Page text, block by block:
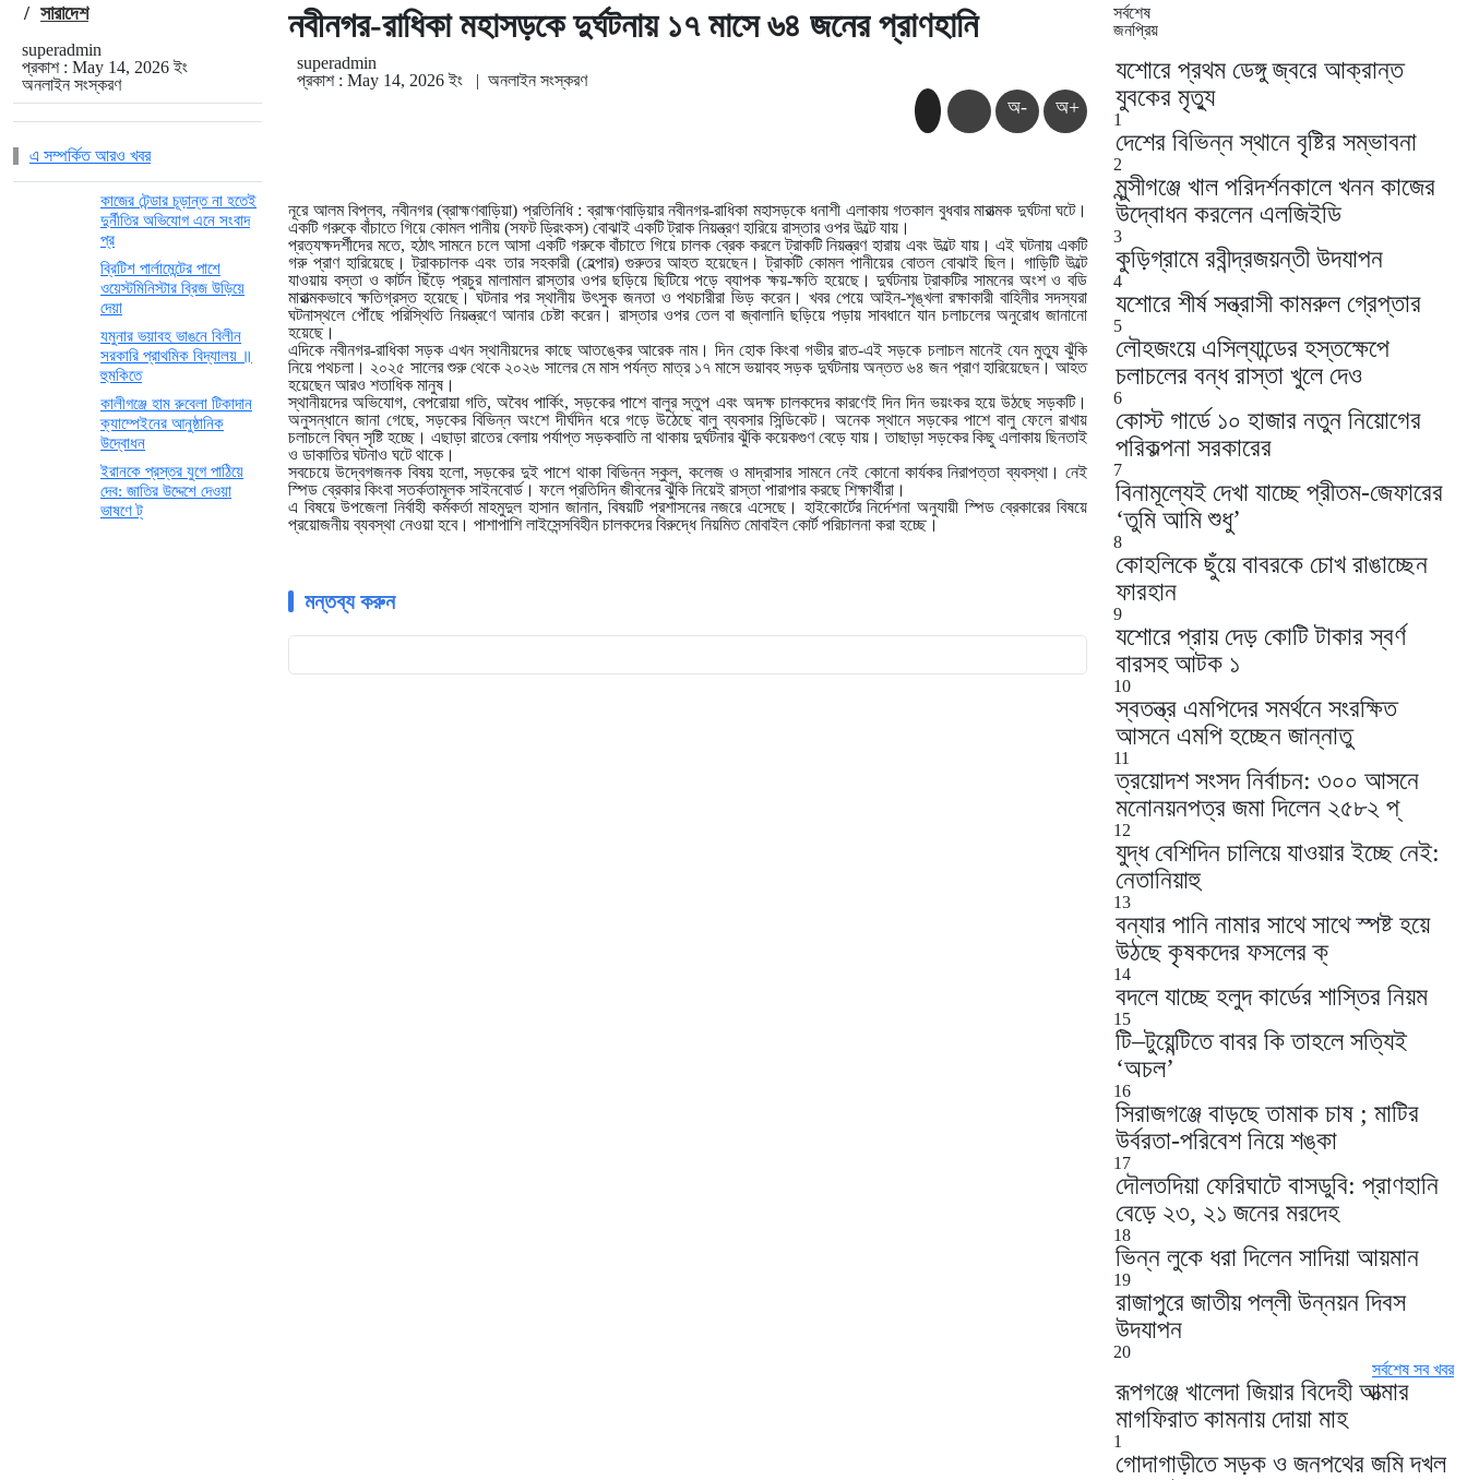
/ সারাদেশ
superadmin
প্রকাশ : May 14, 2026 ইং
অনলাইন সংস্করণ
এ সম্পর্কিত আরও খবর
কাজের টেন্ডার চূড়ান্ত না হতেই
দুর্নীতির অভিযোগ এনে সংবাদ
প্র
ব্রিটিশ পার্লামেন্টের পাশে
ওয়েস্টমিনিস্টার ব্রিজ উড়িয়ে
দেয়া
যমুনার ভয়াবহ ভাঙনে বিলীন
সরকারি প্রাথমিক বিদ্যালয় ॥
হুমকিতে
কালীগঞ্জে হাম রুবেলা টিকাদান
ক্যাম্পেইনের আনুষ্ঠানিক
উদ্বোধন
ইরানকে প্রস্তর যুগে পাঠিয়ে
দেব: জাতির উদ্দেশে দেওয়া
ভাষণে ট্
নবীনগর-রাধিকা মহাসড়কে দুর্ঘটনায় ১৭ মাসে ৬৪ জনের প্রাণহানি
superadmin
প্রকাশ : May 14, 2026 ইং
| অনলাইন সংস্করণ
অ- অ+
নূরে আলম বিপ্লব, নবীনগর (ব্রাহ্মণবাড়িয়া) প্রতিনিধি : ব্রাহ্মণবাড়িয়ার নবীনগর-রাধিকা মহাসড়কে ধনাশী এলাকায় গতকাল বুধবার মারাত্মক দুর্ঘটনা ঘটে।
একটি গরুকে বাঁচাতে গিয়ে কোমল পানীয় (সফট ড্রিংকস) বোঝাই একটি ট্রাক নিয়ন্ত্রণ হারিয়ে রাস্তার ওপর উল্টে যায়।
প্রত্যক্ষদর্শীদের মতে, হঠাৎ সামনে চলে আসা একটি গরুকে বাঁচাতে গিয়ে চালক ব্রেক করলে ট্রাকটি নিয়ন্ত্রণ হারায় এবং উল্টে যায়। এই ঘটনায় একটি
গরু প্রাণ হারিয়েছে। ট্রাকচালক এবং তার সহকারী (হেল্পার) গুরুতর আহত হয়েছেন। ট্রাকটি কোমল পানীয়ের বোতল বোঝাই ছিল। গাড়িটি উল্টে
যাওয়ায় বস্তা ও কার্টন ছিঁড়ে প্রচুর মালামাল রাস্তার ওপর ছড়িয়ে ছিটিয়ে পড়ে ব্যাপক ক্ষয়-ক্ষতি হয়েছে। দুর্ঘটনায় ট্রাকটির সামনের অংশ ও বডি
মারাত্মকভাবে ক্ষতিগ্রস্ত হয়েছে। ঘটনার পর স্থানীয় উৎসুক জনতা ও পথচারীরা ভিড় করেন। খবর পেয়ে আইন-শৃঙ্খলা রক্ষাকারী বাহিনীর সদস্যরা
ঘটনাস্থলে পৌঁছে পরিস্থিতি নিয়ন্ত্রণে আনার চেষ্টা করেন। রাস্তার ওপর তেল বা জ্বালানি ছড়িয়ে পড়ায় সাবধানে যান চলাচলের অনুরোধ জানানো
হয়েছে।
এদিকে নবীনগর-রাধিকা সড়ক এখন স্থানীয়দের কাছে আতঙ্কের আরেক নাম। দিন হোক কিংবা গভীর রাত-এই সড়কে চলাচল মানেই যেন মুত্যু ঝুঁকি
নিয়ে পথচলা। ২০২৫ সালের শুরু থেকে ২০২৬ সালের মে মাস পর্যন্ত মাত্র ১৭ মাসে ভয়াবহ সড়ক দুর্ঘটনায় অন্তত ৬৪ জন প্রাণ হারিয়েছেন। আহত
হয়েছেন আরও শতাধিক মানুষ।
স্থানীয়দের অভিযোগ, বেপরোয়া গতি, অবৈধ পার্কিং, সড়কের পাশে বালুর স্তুপ এবং অদক্ষ চালকদের কারণেই দিন দিন ভয়ংকর হয়ে উঠছে সড়কটি।
অনুসন্ধানে জানা গেছে, সড়কের বিভিন্ন অংশে দীর্ঘদিন ধরে গড়ে উঠেছে বালু ব্যবসার সিন্ডিকেট। অনেক স্থানে সড়কের পাশে বালু ফেলে রাখায়
চলাচলে বিঘ্ন সৃষ্টি হচ্ছে। এছাড়া রাতের বেলায় পর্যাপ্ত সড়কবাতি না থাকায় দুর্ঘটনার ঝুঁকি কয়েকগুণ বেড়ে যায়। তাছাড়া সড়কের কিছু এলাকায় ছিনতাই
ও ডাকাতির ঘটনাও ঘটে থাকে।
সবচেয়ে উদ্বেগজনক বিষয় হলো, সড়কের দুই পাশে থাকা বিভিন্ন স্কুল, কলেজ ও মাদ্রাসার সামনে নেই কোনো কার্যকর নিরাপত্তা ব্যবস্থা। নেই
স্পিড ব্রেকার কিংবা সতর্কতামূলক সাইনবোর্ড। ফলে প্রতিদিন জীবনের ঝুঁকি নিয়েই রাস্তা পারাপার করছে শিক্ষার্থীরা।
এ বিষয়ে উপজেলা নির্বাহী কর্মকর্তা মাহমুদুল হাসান জানান, বিষয়টি প্রশাসনের নজরে এসেছে। হাইকোর্টের নির্দেশনা অনুযায়ী স্পিড ব্রেকারের বিষয়ে
প্রয়োজনীয় ব্যবস্থা নেওয়া হবে। পাশাপাশি লাইসেন্সবিহীন চালকদের বিরুদ্ধে নিয়মিত মোবাইল কোর্ট পরিচালনা করা হচ্ছে।
মন্তব্য করুন
সর্বশেষ
জনপ্রিয়
যশোরে প্রথম ডেঙ্গু জ্বরে আক্রান্ত
যুবকের মৃত্যু
1
দেশের বিভিন্ন স্থানে বৃষ্টির সম্ভাবনা
2
মুন্সীগঞ্জে খাল পরিদর্শনকালে খনন কাজের
উদ্বোধন করলেন এলজিইডি
3
কুড়িগ্রামে রবীন্দ্রজয়ন্তী উদযাপন
4
যশোরে শীর্ষ সন্ত্রাসী কামরুল গ্রেপ্তার
5
লৌহজংয়ে এসিল্যান্ডের হস্তক্ষেপে
চলাচলের বন্ধ রাস্তা খুলে দেও
6
কোস্ট গার্ডে ১০ হাজার নতুন নিয়োগের
পরিকল্পনা সরকারের
7
বিনামূল্যেই দেখা যাচ্ছে প্রীতম-জেফারের
‘তুমি আমি শুধু’
8
কোহলিকে ছুঁয়ে বাবরকে চোখ রাঙাচ্ছেন
ফারহান
9
যশোরে প্রায় দেড় কোটি টাকার স্বর্ণ
বারসহ আটক ১
10
স্বতন্ত্র এমপিদের সমর্থনে সংরক্ষিত
আসনে এমপি হচ্ছেন জান্নাতু
11
ত্রয়োদশ সংসদ নির্বাচন: ৩০০ আসনে
মনোনয়নপত্র জমা দিলেন ২৫৮২ প্
12
যুদ্ধ বেশিদিন চালিয়ে যাওয়ার ইচ্ছে নেই:
নেতানিয়াহু
13
বন্যার পানি নামার সাথে সাথে স্পষ্ট হয়ে
উঠছে কৃষকদের ফসলের ক্
14
বদলে যাচ্ছে হলুদ কার্ডের শাস্তির নিয়ম
15
টি–টুয়েন্টিতে বাবর কি তাহলে সত্যিই
‘অচল’
16
সিরাজগঞ্জে বাড়ছে তামাক চাষ ; মাটির
উর্বরতা-পরিবেশ নিয়ে শঙ্কা
17
দৌলতদিয়া ফেরিঘাটে বাসডুবি: প্রাণহানি
বেড়ে ২৩, ২১ জনের মরদেহ
18
ভিন্ন লুকে ধরা দিলেন সাদিয়া আয়মান
19
রাজাপুরে জাতীয় পল্লী উন্নয়ন দিবস
উদযাপন
20
সর্বশেষ সব খবর
রূপগঞ্জে খালেদা জিয়ার বিদেহী আত্মার
মাগফিরাত কামনায় দোয়া মাহ
1
গোদাগাড়ীতে সড়ক ও জনপথের জমি দখল